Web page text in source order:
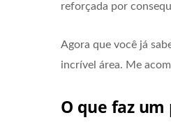
reforçada por
Agora que você já
incrível área. Me
O que faz um